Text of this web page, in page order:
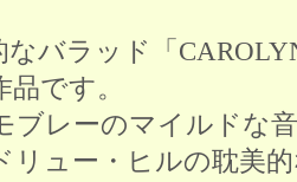
バラッド「
です。
レーのマイルドな
リュー・ヒルの耽美